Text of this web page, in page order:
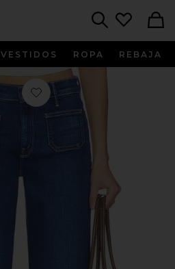
VESTIDOS ROPA REBAJA
Favorito PIERNA RECTA MAVEN